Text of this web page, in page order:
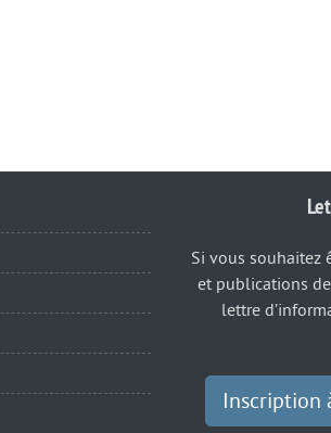
Si vous souhaitez
et publications
lettre
Inscription